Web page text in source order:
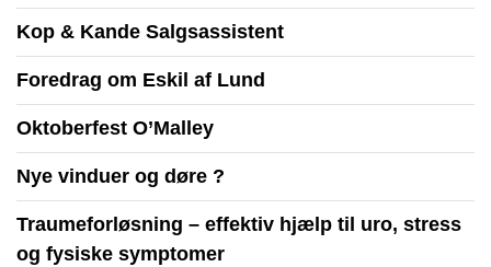
Kop & Kande Salgsassistent
Foredrag om Eskil af Lund
Oktoberfest O’Malley
Nye vinduer og døre ?
Traumeforløsning – effektiv hjælp til uro, stress
og fysiske symptomer